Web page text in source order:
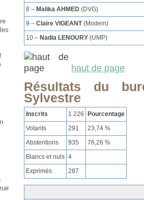
8 – Malika AHMED (DVG)
9 –Claire VIGEANT(Modem)
10 – Nadia LENOURY (UMP)
haut de page
Résultats du
Sylvestre
Inscrits 1 226 Pourcentage
Votants
291
23,74 %
Abstentions
935
76,26 %
Blancs et nuls 4
Exprimés
287